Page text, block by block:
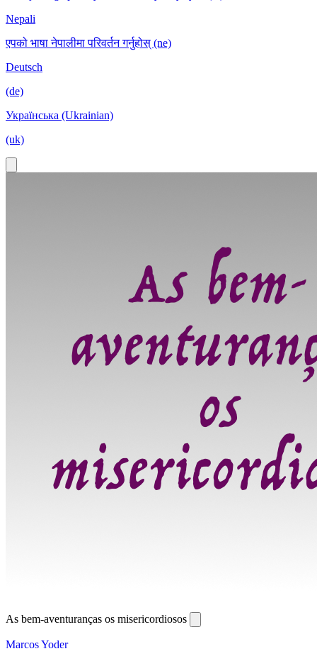
Nepali
एपको भाषा नेपालीमा परिवर्तन गर्नुहोस् (ne)
Deutsch
(de)
Українська (Ukrainian)
(uk)
As bem-aventuranças os misericordiosos
Marcos Yoder